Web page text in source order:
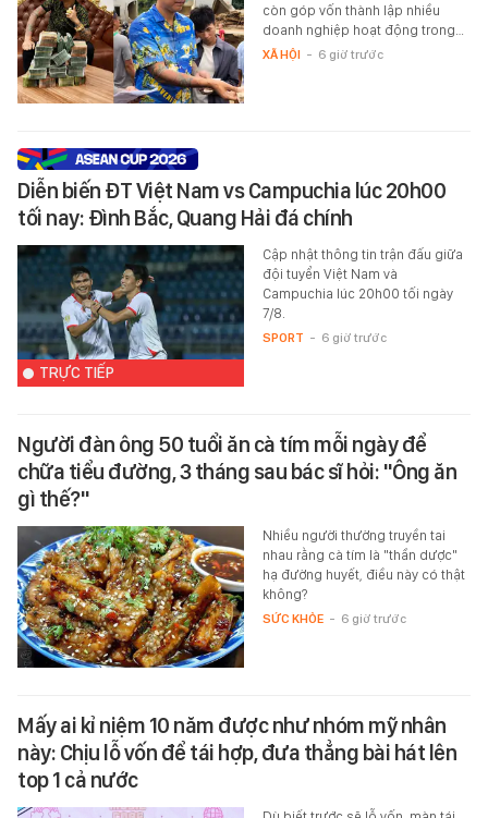
còn góp vốn thành lập nhiều
doanh nghiệp hoạt động trong…
XÃ HỘI - 6 giờ trước
Diễn biến ĐT Việt Nam vs Campuchia lúc 20h00
tối nay: Đình Bắc, Quang Hải đá chính
TRỰC TIẾP
Cập nhật thông tin trận đấu giữa
đội tuyển Việt Nam và
Campuchia lúc 20h00 tối ngày
7/8.
SPORT - 6 giờ trước
Người đàn ông 50 tuổi ăn cà tím mỗi ngày để
chữa tiểu đường, 3 tháng sau bác sĩ hỏi: "Ông ăn
gì thế?"
Nhiều người thường truyền tai
nhau rằng cà tím là "thần dược"
hạ đường huyết, điều này có thật
không?
SỨC KHỎE - 6 giờ trước
Mấy ai kỉ niệm 10 năm được như nhóm mỹ nhân
này: Chịu lỗ vốn để tái hợp, đưa thẳng bài hát lên
top 1 cả nước